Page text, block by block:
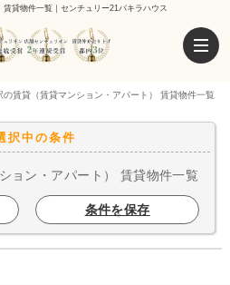
貸物件一覧｜センチュリー21パキラハウス
の賃貸（賃貸マンション・アパート） 賃貸物件一覧
択中の条件
ョン・アパート） 賃貸物件一覧
条件を保存